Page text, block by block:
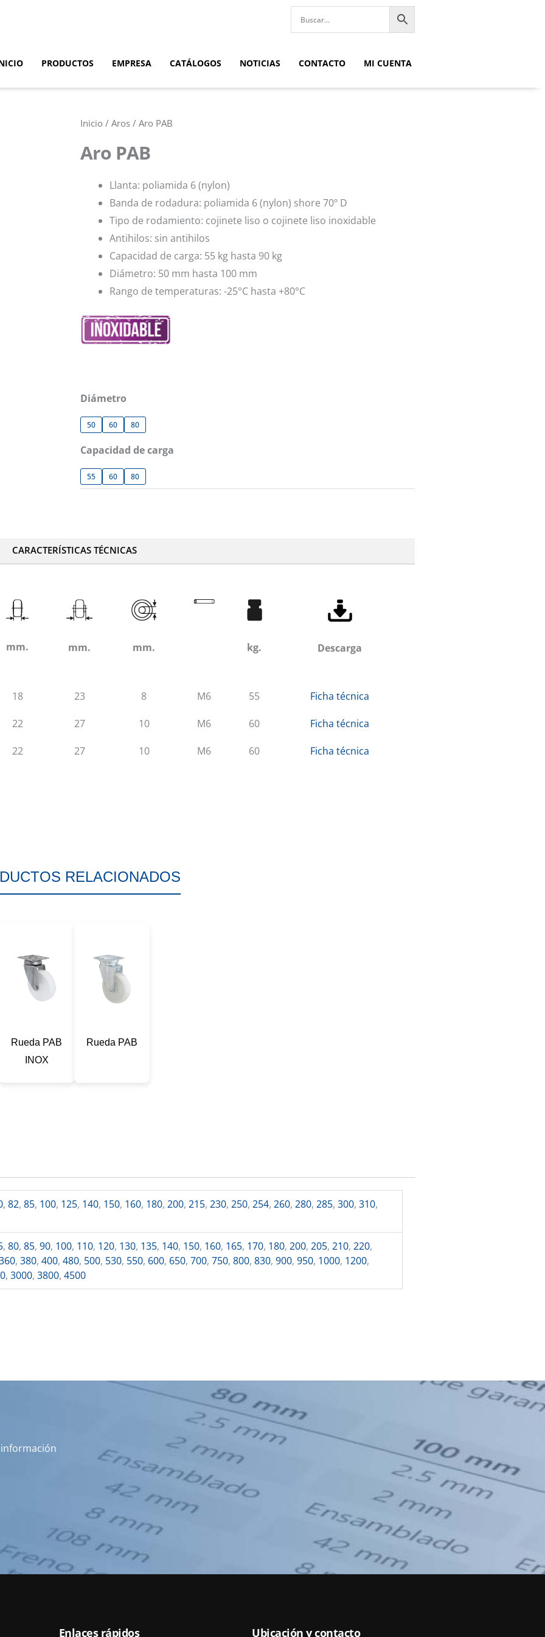
PRODUCTOS EMPRESA CATÁLOGOS NOTICIAS CONTACTO MI CUENTA
Inicio / Aros / Aro PAB
Aro PAB
Llanta: poliamida 6 (nylon)
Banda de rodadura: poliamida 6 (nylon) shore 70º D
Tipo de rodamiento: cojinete liso o cojinete liso inoxidable
Antihilos: sin antihilos
Capacidad de carga: 55 kg hasta 90 kg
Diámetro: 50 mm hasta 100 mm
Rango de temperaturas: -25°C hasta +80°C
Diámetro
50 60 80
Capacidad de carga
55 60 80
CARACTERÍSTICAS TÉCNICAS
mm. mm. mm. kg. Descarga
18 23 8 M6 55 Ficha técnica
22 27 10 M6 60 Ficha técnica
22 27 10 M6 60 Ficha técnica
RELACIONADOS
Rueda PAB
INOX
Rueda PAB
,82,85, 100, 125, 140, 150, 160, 180,200,215,230,250,254,260,280,285,300,310,
,80,85,90, 100, 110, 120, 130, 135, 140, 150, 160, 165, 170, 180,200,205,210,220,
,380,400,480, 500, 530, 550, 600, 650,700,750,800,830,900,950, 1000, 1200,
,3000,3800,4500
Enlaces rápidos Ubicación y contacto